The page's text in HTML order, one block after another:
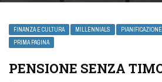
FINANZA E CULTURA MILLENNIALS
PRIMA PAGINA
PENSIONE SENZA